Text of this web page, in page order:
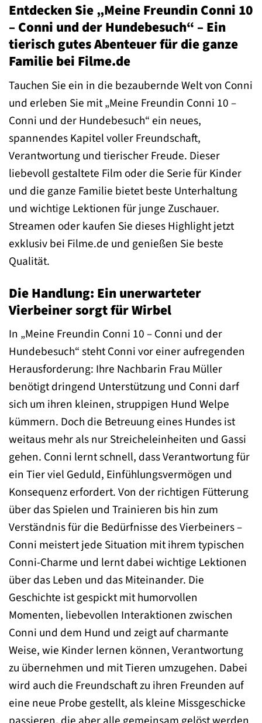
Entdecken Sie „Meine Freundin Conni 10
– Conni und der Hundebesuch“ – Ein
tierisch gutes Abenteuer für die ganze
Familie bei Filme.de
Tauchen Sie ein in die bezaubernde Welt von Conni
und erleben Sie mit „Meine Freundin Conni 10 –
Conni und der Hundebesuch“ ein neues,
spannendes Kapitel voller Freundschaft,
Verantwortung und tierischer Freude. Dieser
liebevoll gestaltete Film oder die Serie für Kinder
und die ganze Familie bietet beste Unterhaltung
und wichtige Lektionen für junge Zuschauer.
Streamen oder kaufen Sie dieses Highlight jetzt
exklusiv bei Filme.de und genießen Sie beste
Qualität.
Die Handlung: Ein unerwarteter
Vierbeiner sorgt für Wirbel
In „Meine Freundin Conni 10 – Conni und der
Hundebesuch“ steht Conni vor einer aufregenden
Herausforderung: Ihre Nachbarin Frau Müller
benötigt dringend Unterstützung und Conni darf
sich um ihren kleinen, struppigen Hund Welpe
kümmern. Doch die Betreuung eines Hundes ist
weitaus mehr als nur Streicheleinheiten und Gassi
gehen. Conni lernt schnell, dass Verantwortung für
ein Tier viel Geduld, Einfühlungsvermögen und
Konsequenz erfordert. Von der richtigen Fütterung
über das Spielen und Trainieren bis hin zum
Verständnis für die Bedürfnisse des Vierbeiners –
Conni meistert jede Situation mit ihrem typischen
Conni-Charme und lernt dabei wichtige Lektionen
über das Leben und das Miteinander. Die
Geschichte ist gespickt mit humorvollen
Momenten, liebevollen Interaktionen zwischen
Conni und dem Hund und zeigt auf charmante
Weise, wie Kinder lernen können, Verantwortung
zu übernehmen und mit Tieren umzugehen. Dabei
wird auch die Freundschaft zu ihren Freunden auf
eine neue Probe gestellt, als kleine Missgeschicke